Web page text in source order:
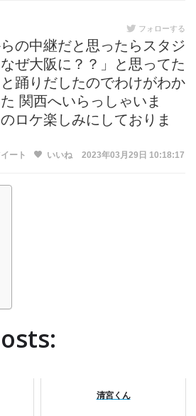
フォローする
の中継だと思ったらスタジ
ぜ大阪に？？」と思ってた
踊りだしたのでわけがわか
関西へいらっしゃいま
ロケ楽しみにしておりま
ート いいね 2023年03月29日 10:18:17
清宮くん